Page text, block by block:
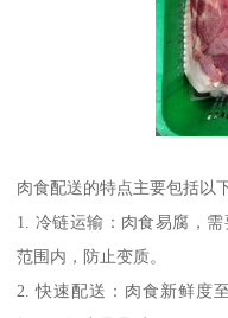
肉食配送的特点主要包括以
1. 冷链运输：肉食易腐，
范围内，防止变质。
2. 快速配送：肉食新鲜度